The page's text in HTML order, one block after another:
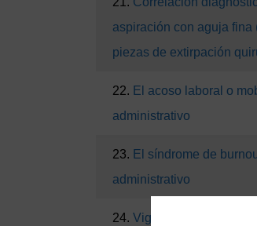
aspiración con aguja fina
piezas de extirpación
22. El acoso laboral o
administrativo
23. El síndrome de
administrativo
24. Vigilancia centinela